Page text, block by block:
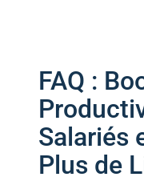
FAQ :
Salariés
Plus de